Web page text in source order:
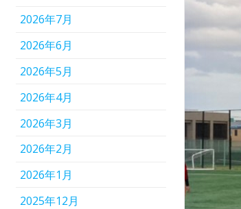
2026年7月
2026年6月
2026年5月
2026年4月
2026年3月
2026年2月
2026年1月
2025年12月